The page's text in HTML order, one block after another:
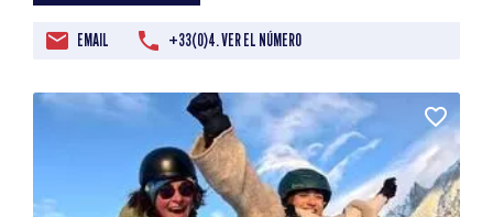
EMAIL +33(0)4. VER EL NÚMERO